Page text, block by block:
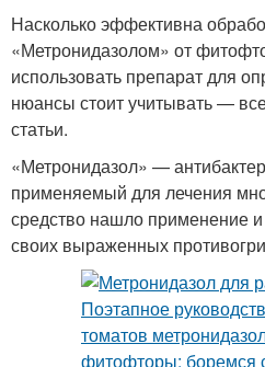
Насколько эффективна
«Метронидазолом» от
использовать препарат для
нюансы стоит учитывать —
статьи.
«Метронидазол» —
применяемый для лечения
средство нашло применение
своих выраженных